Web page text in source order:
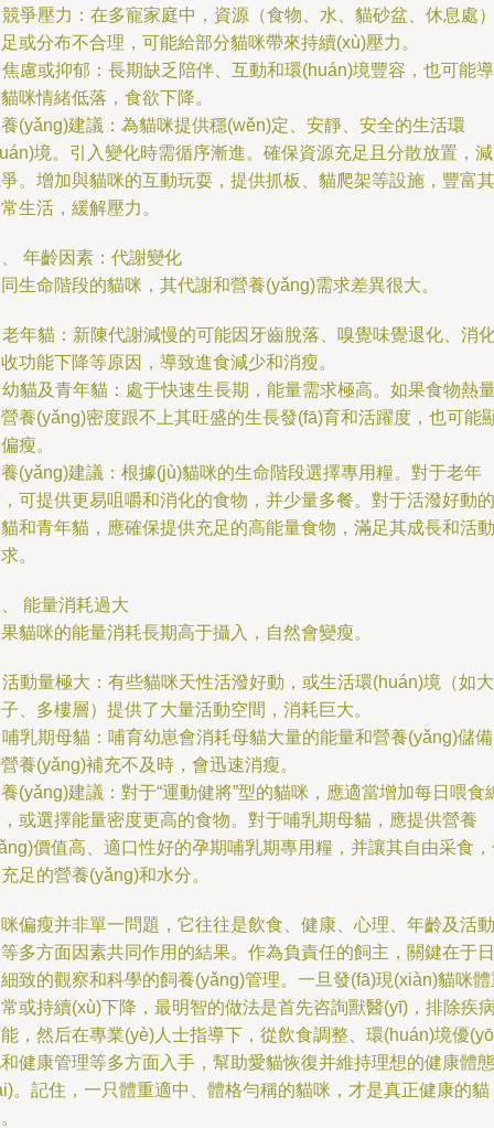
爭壓力：在多寵家庭中，資源（食物、水、貓砂盆、休息處
或分布不合理，可能給部分貓咪帶來持續(xù)壓力。
慮或抑郁：長期缺乏陪伴、互動和環(huán)境豐容，也可能導
咪情緒低落，食欲下降。
(yǎng)建議：為貓咪提供穩(wěn)定、安靜、安全的生活環
境。引入變化時需循序漸進。確保資源充足且分散放置，
。增加與貓咪的互動玩耍，提供抓板、貓爬架等設施，豐富其
生活，緩解壓力。
年齡因素：代謝變化
生命階段的貓咪，其代謝和營養(yǎng)需求差異很大。
年貓：新陳代謝減慢的可能因牙齒脫落、嗅覺味覺退化、消
功能下降等原因，導致進食減少和消瘦。
貓及青年貓：處于快速生長期，能量需求極高。如果食物熱
養(yǎng)密度跟不上其旺盛的生長發(fā)育和活躍度，也可能
瘦。
(yǎng)建議：根據(jù)貓咪的生命階段選擇專用糧。對于老年
可提供更易咀嚼和消化的食物，并少量多餐。對于活潑好動的
和青年貓，應確保提供充足的高能量食物，滿足其成長和活動
。
能量消耗過大
貓咪的能量消耗長期高于攝入，自然會變瘦。
動量極大：有些貓咪天性活潑好動，或生活環(huán)境（如大
、多樓層）提供了大量活動空間，消耗巨大。
乳期母貓：哺育幼崽會消耗母貓大量的能量和營養(yǎng)儲
養(yǎng)補充不及時，會迅速消瘦。
(yǎng)建議：對于“運動健將”型的貓咪，應適當增加每日喂食
或選擇能量密度更高的食物。對于哺乳期母貓，應提供營養
價值高、適口性好的孕期哺乳期專用糧，并讓其自由采食
足的營養(yǎng)和水分。
偏瘦并非單一問題，它往往是飲食、健康、心理、年齡及活動
多方面因素共同作用的結果。作為負責任的飼主，關鍵在于日
致的觀察和科學的飼養(yǎng)管理。一旦發(fā)現(xiàn)貓咪體
或持續(xù)下降，最明智的做法是首先咨詢獸醫(yī)，排除疾
，然后在專業(yè)人士指導下，從飲食調整、環(huán)境優
健康管理等多方面入手，幫助愛貓恢復并維持理想的健康體態
。記住，一只體重適中、體格勻稱的貓咪，才是真正健康的貓